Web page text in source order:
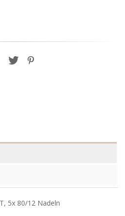
5x 80/12 Nadeln